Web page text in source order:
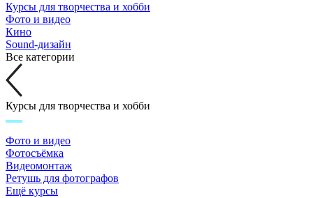
Курсы для творчества и хобби
Фото и видео
Кино
Sound-дизайн
Все категории
Курсы для творчества и хобби
Фото и видео
Фотосъёмка
Видеомонтаж
Ретушь для фотографов
Ещё курсы